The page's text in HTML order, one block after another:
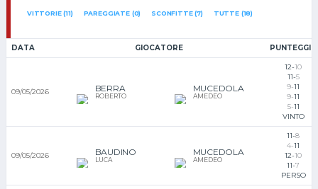
VITTORIE (11) PAREGGIATE (0) SCONFITTE (7) TUTTE (18)
DATA GIOCATORE PUNTEGGIO
09/05/2026 BERRA
ROBERTO
MUCEDOLA
AMEDEO
12-10
11-5
9-11
9-11
5-11
VINTO
09/05/2026 BAUDINO
LUCA
MUCEDOLA
AMEDEO
11-8
4-11
12-10
11-7
PERSO